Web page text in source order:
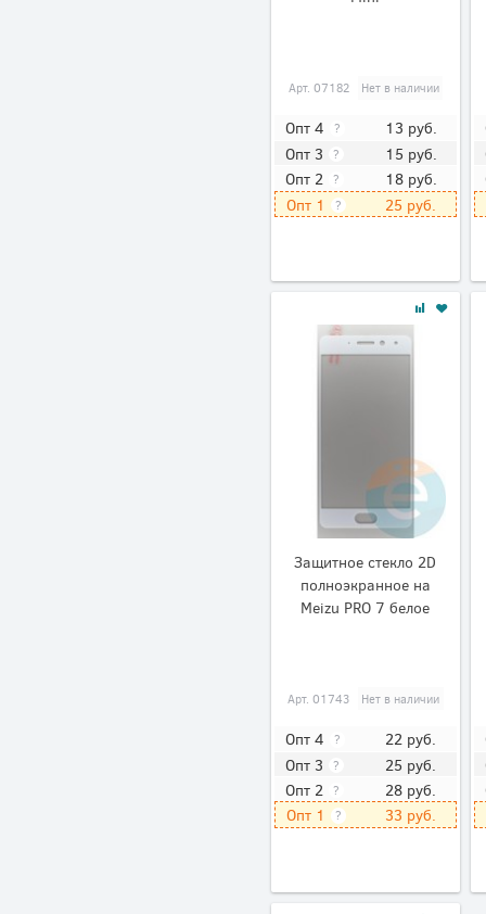
Арт. 07182 Нет в наличии
Опт 4 ? 13 руб.
Опт 3 ? 15 руб.
Опт 2 ? 18 руб.
Опт 1 ? 25 руб.
Защитное стекло 2D
полноэкранное на
Meizu PRO 7 белое
Арт.01743 Нет в наличии
Опт 4 ? 22 руб.
Опт 3 ? 25 руб.
Опт 2 ? 28 руб.
Опт 1 ? 33 руб.